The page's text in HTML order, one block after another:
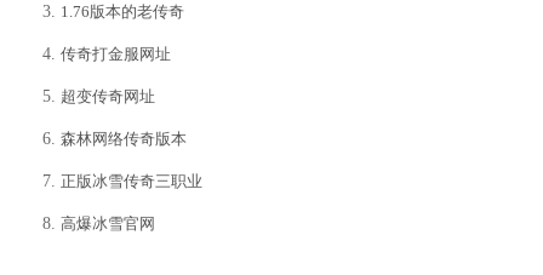
1.76版本的老传奇
传奇打金服网址
超变传奇网址
森林网络传奇版本
正版冰雪传奇三职业
高爆冰雪官网